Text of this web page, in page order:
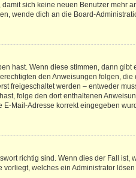
sich keine neuen Benutzer mehr
wende dich an die Board-
hast. Wenn diese stimmen, dann gibt
den Anweisungen folgen,
freigeschaltet werden – entweder
folge den dort enthaltenen
Mail-Adresse korrekt eingegeben
richtig sind. Wenn dies der Fall
welches ein Administrator lösen